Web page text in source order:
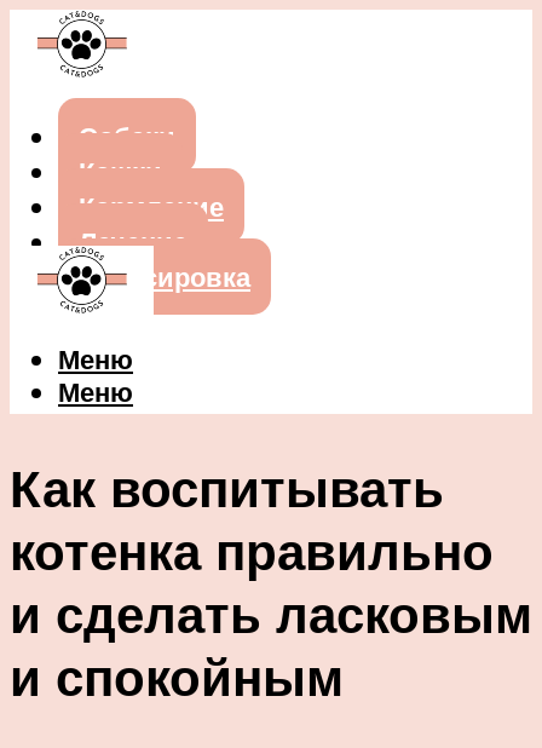
Собаки
Кошки
Кормление
Лечение
Дрессировка
Меню
Меню
Как воспитывать
котенка правильно
и сделать ласковым
и спокойным